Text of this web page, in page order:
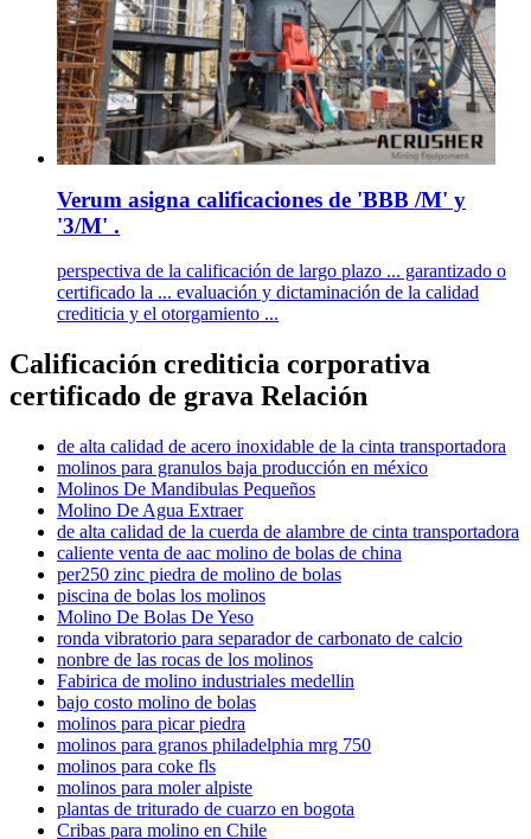
Verum asigna calificaciones de 'BBB /M' y
'3/M' .
perspectiva de la calificación de largo plazo ... garantizado o
certificado la ... evaluación y dictaminación de la calidad
crediticia y el otorgamiento ...
Calificación crediticia corporativa
certificado de grava Relación
de alta calidad de acero inoxidable de la cinta transportadora
molinos para granulos baja producción en méxico
Molinos De Mandibulas Pequeños
Molino De Agua Extraer
de alta calidad de la cuerda de alambre de cinta transportadora
caliente venta de aac molino de bolas de china
per250 zinc piedra de molino de bolas
piscina de bolas los molinos
Molino De Bolas De Yeso
ronda vibratorio para separador de carbonato de calcio
nonbre de las rocas de los molinos
Fabirica de molino industriales medellin
bajo costo molino de bolas
molinos para picar piedra
molinos para granos philadelphia mrg 750
molinos para coke fls
molinos para moler alpiste
plantas de triturado de cuarzo en bogota
Cribas para molino en Chile